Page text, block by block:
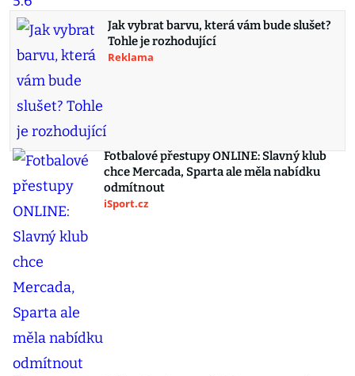
Jak vybrat barvu, která vám bude slušet?
Tohle je rozhodující
Reklama
Fotbalové přestupy ONLINE: Slavný klub
chce Mercada, Sparta ale měla nabídku
odmítnout
iSport.cz